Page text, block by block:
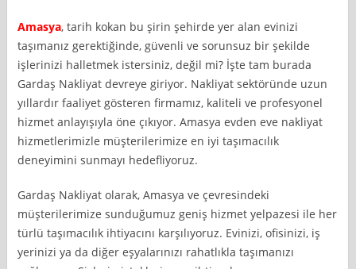
Amasya, tarih kokan bu şirin şehirde yer alan evinizi
taşımanız gerektiğinde, güvenli ve sorunsuz bir şekilde
işlerinizi halletmek istersiniz, değil mi? İşte tam burada
Gardaş Nakliyat devreye giriyor. Nakliyat sektöründe uzun
yıllardır faaliyet gösteren firmamız, kaliteli ve profesyonel
hizmet anlayışıyla öne çıkıyor. Amasya evden eve nakliyat
hizmetlerimizle müşterilerimize en iyi taşımacılık
deneyimini sunmayı hedefliyoruz.
Gardaş Nakliyat olarak, Amasya ve çevresindeki
müşterilerimize sunduğumuz geniş hizmet yelpazesi ile her
türlü taşımacılık ihtiyacını karşılıyoruz. Evinizi, ofisinizi, iş
yerinizi ya da diğer eşyalarınızı rahatlıkla taşımanızı